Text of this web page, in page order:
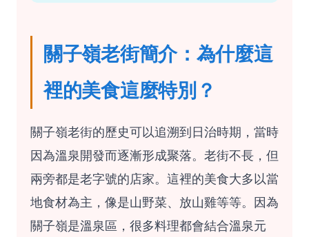
關子嶺老街簡介：為什麼這
裡的美食這麼特別？
關子嶺老街的歷史可以追溯到日治時期，當時
因為溫泉開發而逐漸形成聚落。老街不長，但
兩旁都是老字號的店家。這裡的美食大多以當
地食材為主，像是山野菜、放山雞等等。因為
關子嶺是溫泉區，很多料理都會結合溫泉元